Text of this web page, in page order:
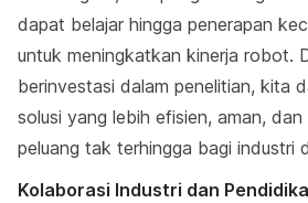
dapat belajar hingga penerapan
untuk meningkatkan kinerja robot.
berinvestasi dalam penelitian, kita
solusi yang lebih efisien, aman,
peluang tak terhingga bagi industri
Kolaborasi Industri dan